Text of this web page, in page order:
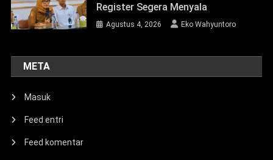
Register Segera Menyala
Agustus 4, 2026 Eko Wahyuntoro
META
Masuk
Feed entri
Feed komentar